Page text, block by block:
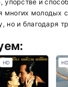
упорстве и
многих молодых
но и благодаря
HD HD